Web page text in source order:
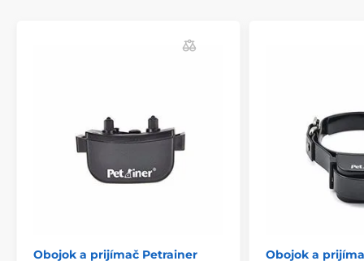
Obojok a prijímač Petrainer
Obojok a